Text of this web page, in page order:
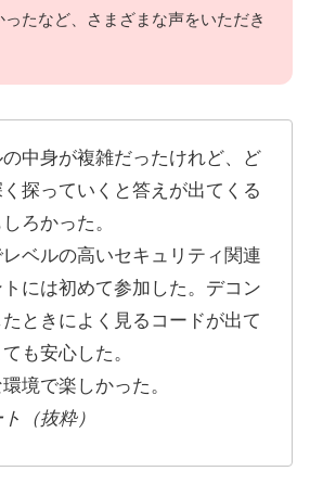
ったなど、さまざまな声をいただき
中身が複雑だったけれど、ど
探っていくと答えが出てくる
ろかった。
ベルの高いセキュリティ関連
には初めて参加した。デコン
ときによく見るコードが出て
も安心した。
境で楽しかった。
（抜粋）